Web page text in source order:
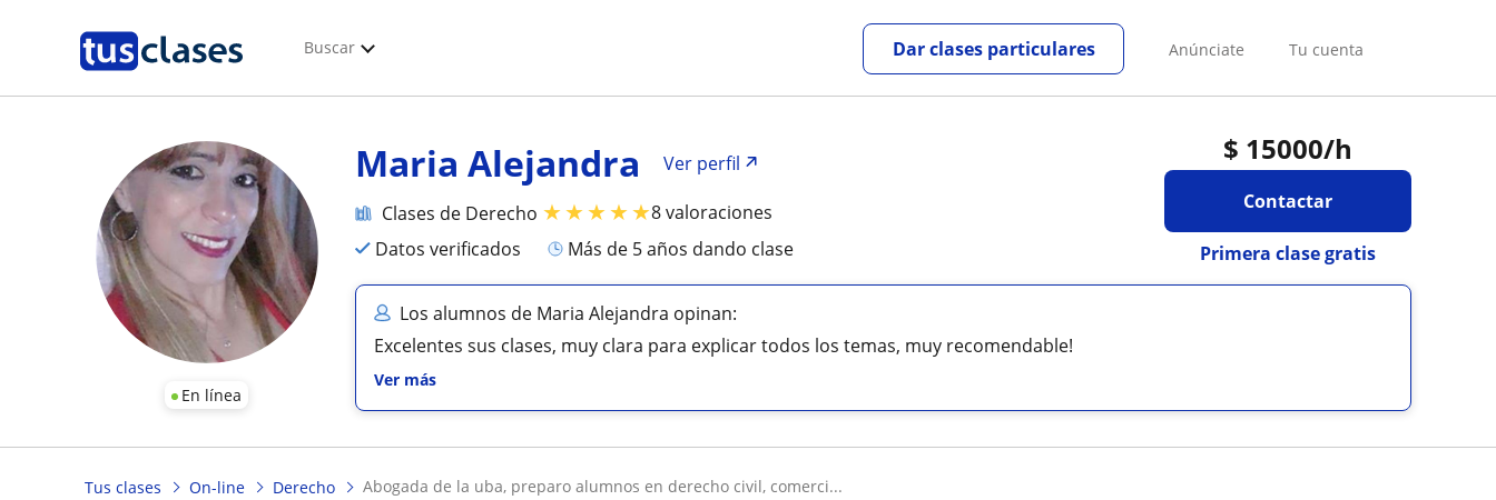
Buscar Anúnciate Tu cuenta
Dar clases particulares
En línea
$ 15000/h
Contactar
Primera clase gratis
Maria Alejandra Ver perfil
Clases de Derecho ★★★★★8 valoraciones
Datos verificados
más de 5 años dando clase
Los alumnos de Maria Alejandra opinan:
Excelentes sus clases, muy clara para explicar todos los temas, muy recomendable!
Ver más
Tus clases On-line Derecho abogada de la uba, preparo alumnos en derecho civil, comerci...